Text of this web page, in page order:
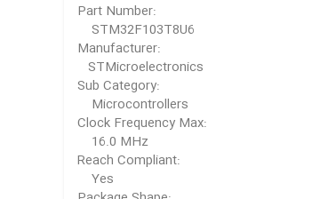
Part Number:
STM32F103T8U6
Manufacturer:
STMicroelectronics
Sub Category:
Microcontrollers
Clock Frequency Max:
16.0 MHz
Reach Compliant:
Yes